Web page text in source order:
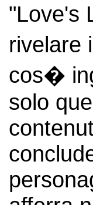
"Love's
rivelare
cos�
solo